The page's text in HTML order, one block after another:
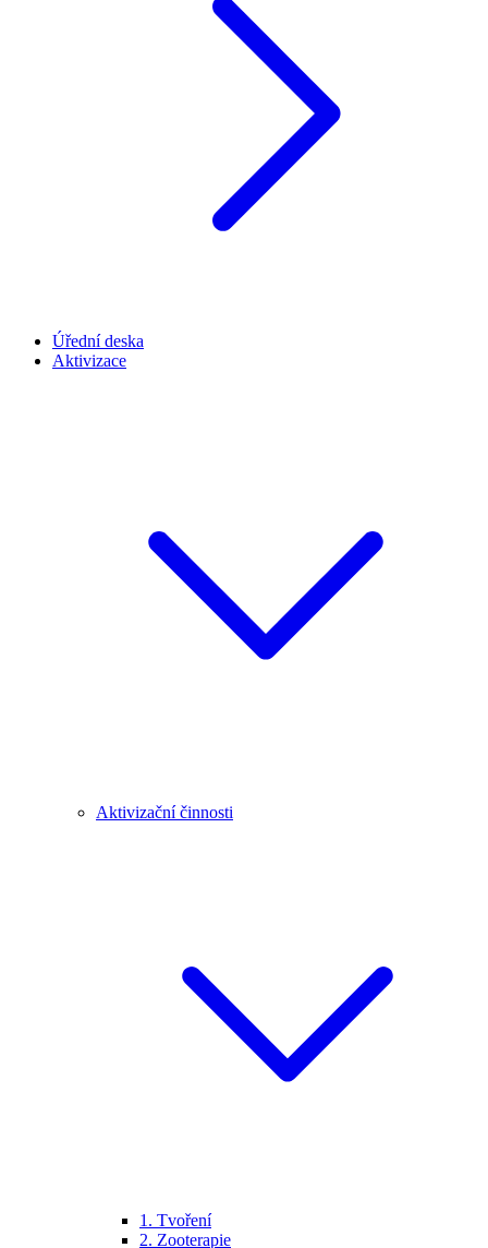
Úřední deska
Aktivizace
Aktivizační činnosti
1. Tvoření
2. Zooterapie